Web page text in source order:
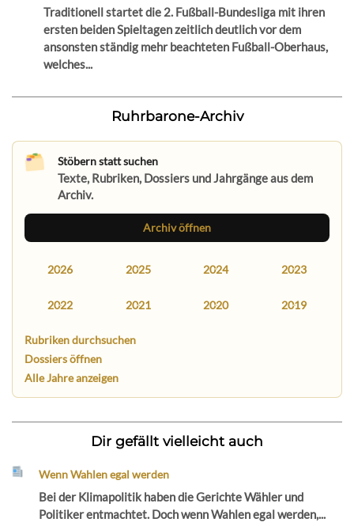
Traditionell startet die 2. Fußball-Bundesliga mit ihren
ersten beiden Spieltagen zeitlich deutlich vor dem
ansonsten ständig mehr beachteten Fußball-Oberhaus,
welches...
Ruhrbarone-Archiv
Stöbern statt suchen
Texte, Rubriken, Dossiers und Jahrgänge aus dem
Archiv.
Archiv öffnen
2026 2025 2024 2023
2022 2021 2020 2019
Rubriken durchsuchen
Dossiers öffnen
Alle Jahre anzeigen
Dir gefällt vielleicht auch
Wenn Wahlen egal werden
Bei der Klimapolitik haben die Gerichte Wähler und
Politiker entmachtet. Doch wenn Wahlen egal werden,...